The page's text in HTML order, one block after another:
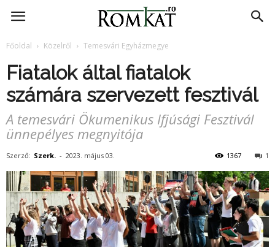
RomKat.ro
Főoldal Közelről Temesvári Egyházmegye
Fiatalok által fiatalok
számára szervezett fesztivál
A temesvári Ökumenikus Ifjúsági Fesztivál
ünnepélyes megnyitója
Szerző: Szerk. - 2023. május 03. 1
1367